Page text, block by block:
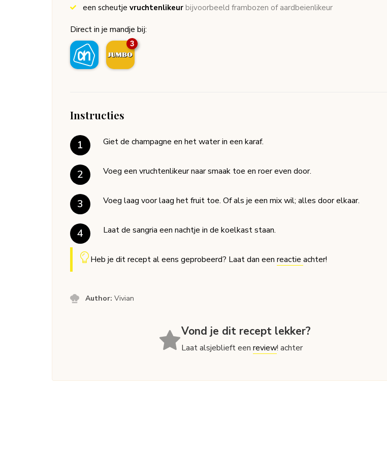
een scheutje vruchtenlikeur bijvoorbeeld frambozen of aardbeienlikeur
Direct in je mandje bij:
3
Instructies
Giet de champagne en het water in een karaf.
Voeg een vruchtenlikeur naar smaak toe en roer even door.
Voeg laag voor laag het fruit toe. Of als je een mix wil; alles door elkaar.
Laat de sangria een nachtje in de koelkast staan.
Heb je dit recept al eens geprobeerd? Laat dan een reactie achter!
Author:Vivian
Vond je dit recept lekker?
Laat alsjeblieft eenreview! achter